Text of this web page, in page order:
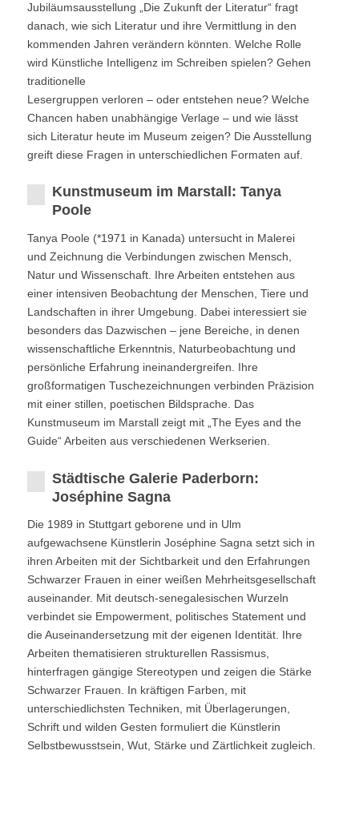
Jubiläumsausstellung „Die Zukunft der Literatur“ fragt
danach, wie sich Literatur und ihre Vermittlung in den
kommenden Jahren verändern könnten. Welche Rolle
wird Künstliche Intelligenz im Schreiben spielen? Gehen
traditionelle
Lesergruppen verloren – oder entstehen neue? Welche
Chancen haben unabhängige Verlage – und wie lässt
sich Literatur heute im Museum zeigen? Die Ausstellung
greift diese Fragen in unterschiedlichen Formaten auf.
Kunstmuseum im Marstall: Tanya
Poole
Tanya Poole (*1971 in Kanada) untersucht in Malerei
und Zeichnung die Verbindungen zwischen Mensch,
Natur und Wissenschaft. Ihre Arbeiten entstehen aus
einer intensiven Beobachtung der Menschen, Tiere und
Landschaften in ihrer Umgebung. Dabei interessiert sie
besonders das Dazwischen – jene Bereiche, in denen
wissenschaftliche Erkenntnis, Naturbeobachtung und
persönliche Erfahrung ineinandergreifen. Ihre
großformatigen Tuschezeichnungen verbinden Präzision
mit einer stillen, poetischen Bildsprache. Das
Kunstmuseum im Marstall zeigt mit „The Eyes and the
Guide“ Arbeiten aus verschiedenen Werkserien.
Städtische Galerie Paderborn:
Joséphine Sagna
Die 1989 in Stuttgart geborene und in Ulm
aufgewachsene Künstlerin Joséphine Sagna setzt sich in
ihren Arbeiten mit der Sichtbarkeit und den Erfahrungen
Schwarzer Frauen in einer weißen Mehrheitsgesellschaft
auseinander. Mit deutsch-senegalesischen Wurzeln
verbindet sie Empowerment, politisches Statement und
die Auseinandersetzung mit der eigenen Identität. Ihre
Arbeiten thematisieren strukturellen Rassismus,
hinterfragen gängige Stereotypen und zeigen die Stärke
Schwarzer Frauen. In kräftigen Farben, mit
unterschiedlichsten Techniken, mit Überlagerungen,
Schrift und wilden Gesten formuliert die Künstlerin
Selbstbewusstsein, Wut, Stärke und Zärtlichkeit zugleich.